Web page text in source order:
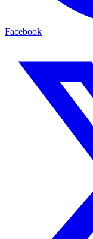
Facebook